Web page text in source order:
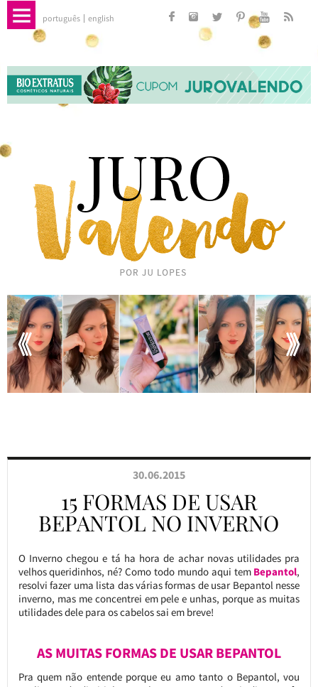
português english
30.06.2015
15 FORMAS DE USAR
BEPANTOL NO INVERNO
O Inverno chegou e tá ha hora de achar novas utilidades pra
velhos queridinhos, né? Como todo mundo aqui tem Bepantol,
resolvi fazer uma lista das várias formas de usar Bepantol nesse
inverno, mas me concentrei em pele e unhas, porque as muitas
utilidades dele para os cabelos sai em breve!
AS MUITAS FORMAS DE USAR BEPANTOL
Pra quem não entende porque eu amo tanto o Bepantol, vou